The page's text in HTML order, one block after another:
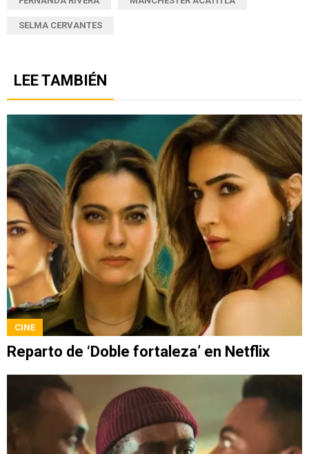
SELMA CERVANTES
LEE TAMBIÉN
CINE
Reparto de ‘Doble fortaleza’ en Netflix